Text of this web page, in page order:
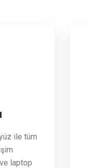
ile tüm
laptop